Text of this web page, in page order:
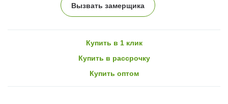
Вызвать замерщика
Купить в 1 клик
Купить в рассрочку
Купить оптом